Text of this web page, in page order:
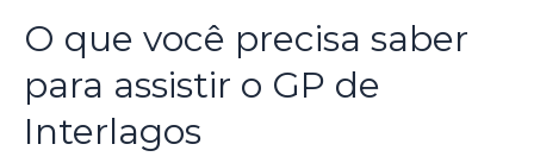
O que você precisa saber
para assistir o GP de
Interlagos